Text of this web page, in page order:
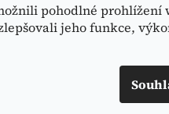
pohodlné prohlížení
jeho funkce,
🌿 BIO
údajů